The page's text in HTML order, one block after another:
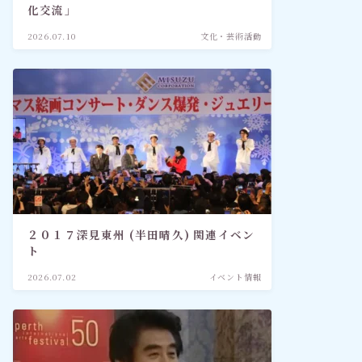
化交流」
2026.07.10 文化・芸術活動
２０１７深見東州 (半田晴久) 関連イベン
ト
2026.07.02 イベント情報